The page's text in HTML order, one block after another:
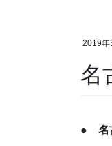
2019年
名
● 名